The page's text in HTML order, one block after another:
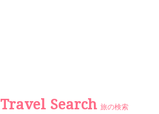
Travel Search 旅の検索